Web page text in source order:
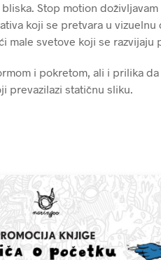
Stop motion
koji se pretvara u vizuelnu
male svetove koji se razvijaju
i pokretom, ali i prilika
prevazilazi statičnu sliku.